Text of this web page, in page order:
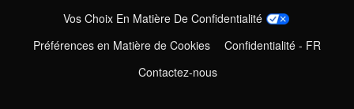
Vos Choix En Matière De Confidentialité
Préférences en Matière de Cookies
Confidentialité - FR
Contactez-nous